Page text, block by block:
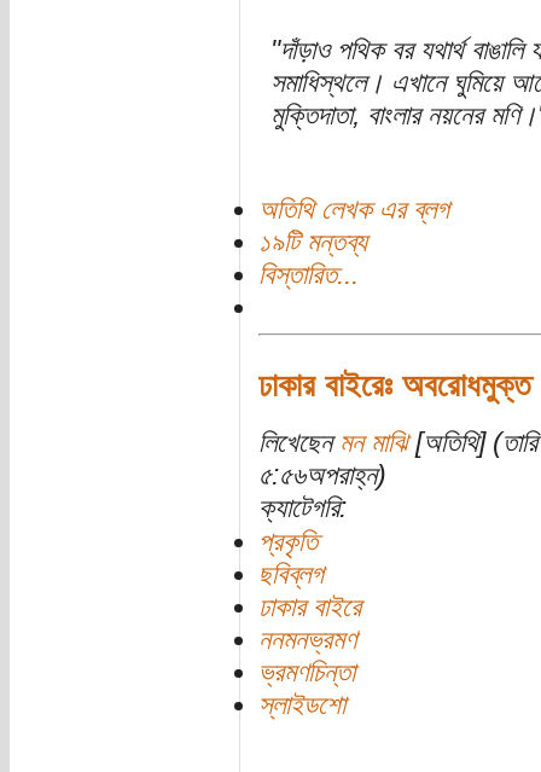
"দাঁড়াও পথিক বর যথার্থ
সমাধিস্থলে। এখানে ঘুমিয়ে
মুক্তিদাতা, বাংলার নয়নের
অতিথি লেখক এর ব্লগ
১৯টি মন্তব্য
বিস্তারিত...
ঢাকার বাইরেঃ
লিখেছেন মন মাঝি[অতিথি]
৫:৫৬অপরাহ্ন)
ক্যাটেগরি:
প্রকৃতি
ছবিব্লগ
ঢাকার বাইরে
ননমনভ্রমণ
ভ্রমণচিন্তা
স্লাইডশো